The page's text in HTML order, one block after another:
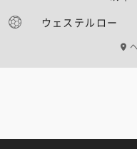
ウェステルロー